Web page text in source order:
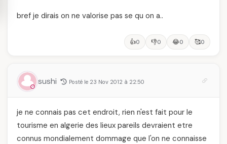
bref je dirais on ne valorise pas se qu on a..
👍0 👎0 😂0 🥰0
sushi Posté le 23 Nov 2012 à 22:50
je ne connais pas cet endroit, rien n'est fait pour le
tourisme en algerie des lieux pareils devraient etre
connus mondialement dommage que l'on ne connaisse